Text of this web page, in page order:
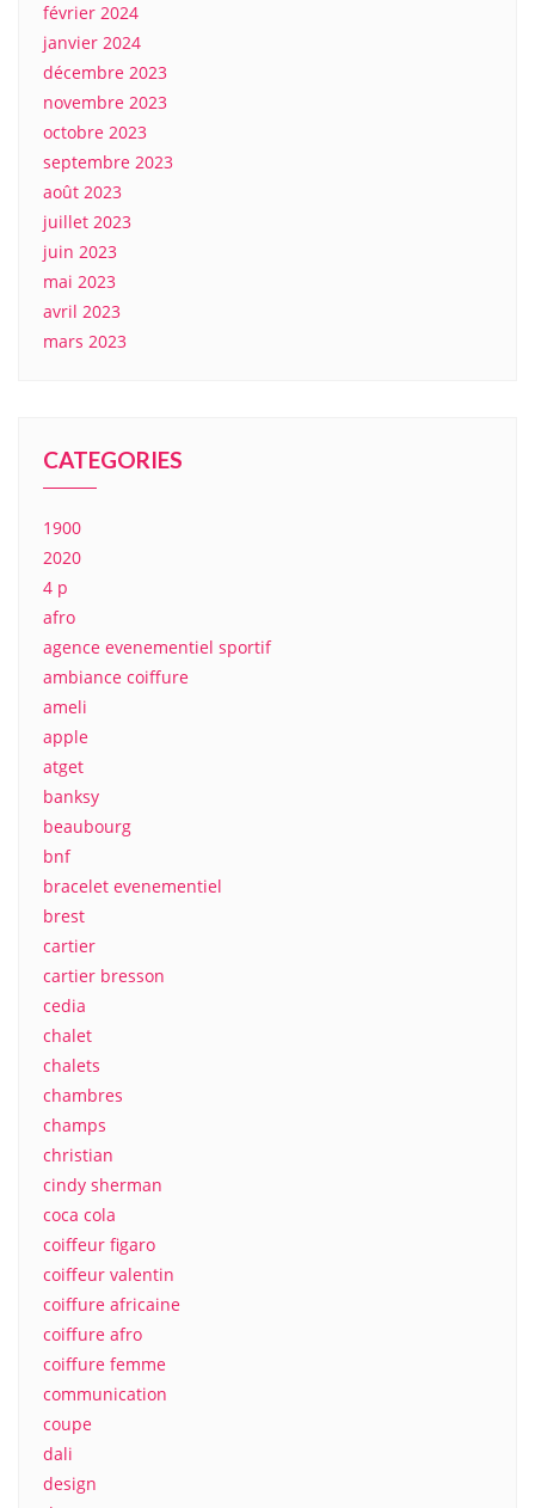
février 2024
janvier 2024
décembre 2023
novembre 2023
octobre 2023
septembre 2023
août 2023
juillet 2023
juin 2023
mai 2023
avril 2023
mars 2023
CATEGORIES
1900
2020
4 p
afro
agence evenementiel sportif
ambiance coiffure
ameli
apple
atget
banksy
beaubourg
bnf
bracelet evenementiel
brest
cartier
cartier bresson
cedia
chalet
chalets
chambres
champs
christian
cindy sherman
coca cola
coiffeur figaro
coiffeur valentin
coiffure africaine
coiffure afro
coiffure femme
communication
coupe
dali
design